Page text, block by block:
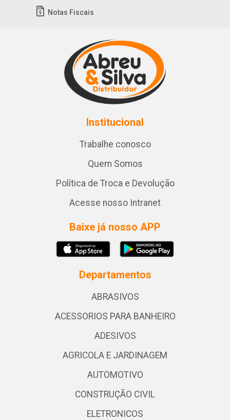
Notas Fiscais
Institucional
Trabalhe conosco
Quem Somos
Política de Troca e Devolução
Acesse nosso Intranet
Baixe já nosso APP
Departamentos
ABRASIVOS
ACESSORIOS PARA BANHEIRO
ADESIVOS
AGRICOLA E JARDINAGEM
AUTOMOTIVO
CONSTRUÇÃO CIVIL
ELETRONICOS